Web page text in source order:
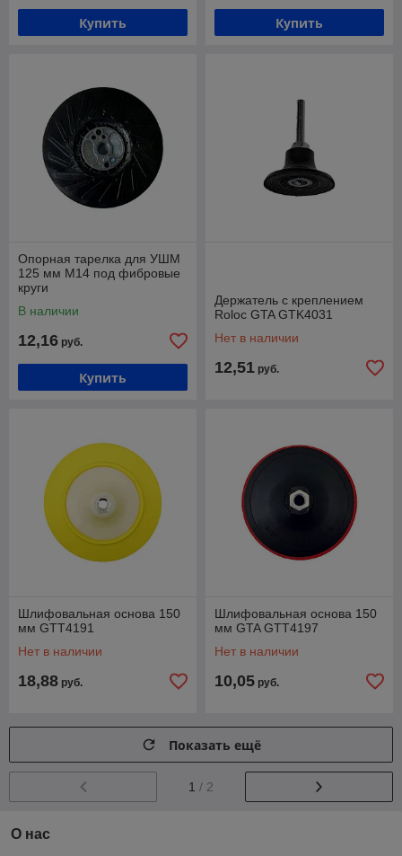
Купить Купить
Опорная тарелка для УШМ
125 мм M14 под фибровые
круги
В наличии
12,16 руб.
Купить
Держатель с креплением
Roloc GTA GTK4031
Нет в наличии
12,51 руб.
Шлифовальная основа 150
мм GTT4191
Нет в наличии
18,88 руб.
Шлифовальная основа 150
мм GTA GTT4197
Нет в наличии
10,05 руб.
Показать ещё
1 / 2
О нас